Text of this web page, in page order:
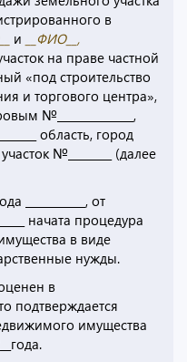
в
и
__ФИО__,
на праве частной
«под строительство
и торгового центра»,
№______________,
область, город
участок №________ (далее
___________, от
начата процедура
в виде
нужды.
в
что подтверждается
имущества